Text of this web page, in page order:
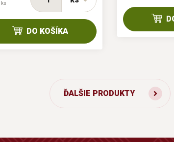
DO KOŠÍKA
ĎALŠIE PRODUKTY